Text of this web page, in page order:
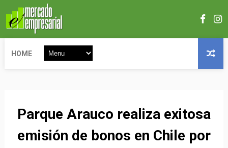
HOME
Parque Arauco realiza exitosa
emisión de bonos en Chile por